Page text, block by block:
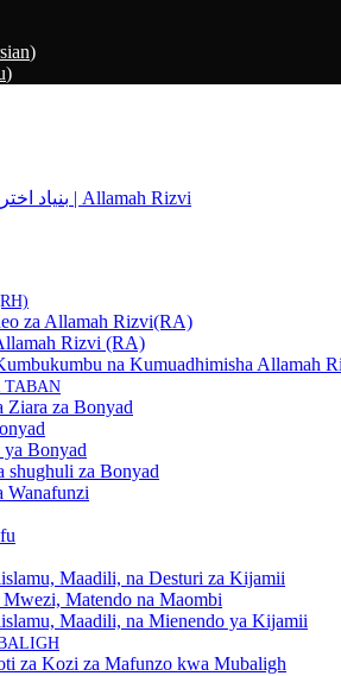
)
)
za Allamah Rizvi(RA)
Rizvi (RA)
na Kumuadhimisha Allamah
TABAN
Ziara za Bonyad
ya Bonyad
shughuli za Bonyad
Wanafunzi
Maadili, na Desturi za Kijamii
Matendo na Maombi
Maadili, na Mienendo ya Kijamii
za Kozi za Mafunzo kwa Mubaligh